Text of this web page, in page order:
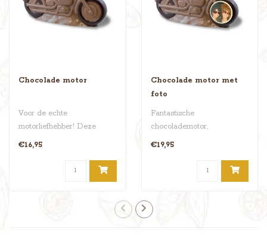
Chocolade motor
Voor de echte
motorliefhebber! Deze
€16,95
Chocolade motor met
foto
Fantastische
chocolademotor,
€19,95